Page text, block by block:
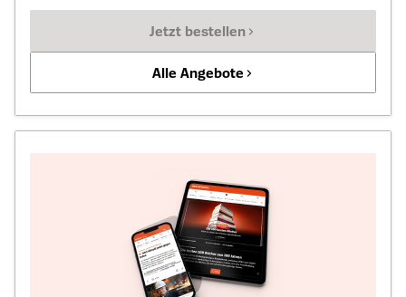
Jetzt bestellen
Alle Angebote